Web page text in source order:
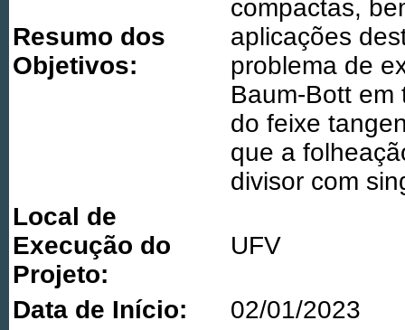
Resumo dos
Objetivos:
compactas,
aplicações
problema de
Baum-Bott em
do feixe
que a
divisor com
Local de
Execução do
Projeto:
UFV
Data de Início:
02/01/2023